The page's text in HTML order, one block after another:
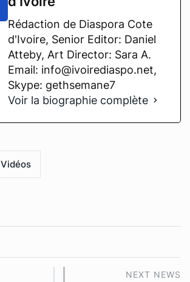
Rédaction de Diaspora Cote
d'Ivoire, Senior Editor: Daniel
Atteby, Art Director: Sara A.
Email: info@ivoirediaspo.net,
Skype: gethsemane7
Voir la biographie complète
Vidéos
NEXT NEWS